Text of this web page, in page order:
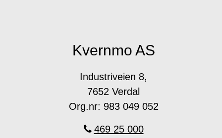
Kvernmo AS
Industriveien 8,
7652 Verdal
Org.nr: 983 049 052
469 25 000